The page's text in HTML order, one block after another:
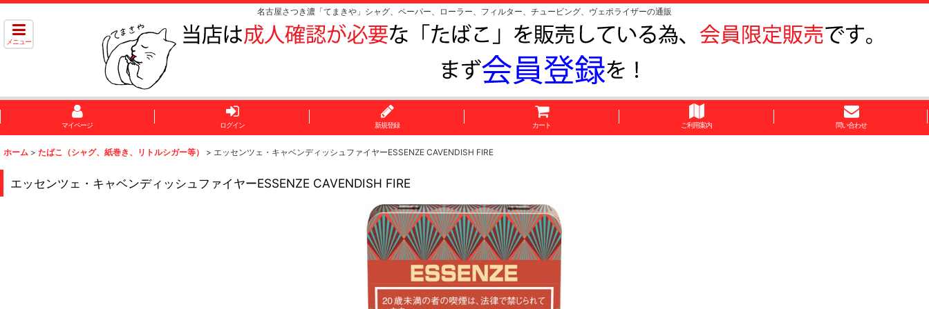
名古屋さつき濃「てまきや」シャグ、ペーパー、ローラー、フィルター、チュービング、ヴェポライザーの通販
メニュー
マイページ ログイン 新規登録 カート ご利用案内 問い合わせ
ホーム > たばこ（シャグ、紙巻き、リトルシガー等） > エッセンツェ・キャベンディッシュファイヤーESSENZE CAVENDISH FIRE
エッセンツェ・キャベンディッシュファイヤーESSENZE CAVENDISH FIRE